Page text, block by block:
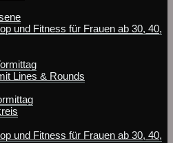
und Fitness für Frauen ab 30, 40,
Lines & Rounds
und Fitness für Frauen ab 30, 40,